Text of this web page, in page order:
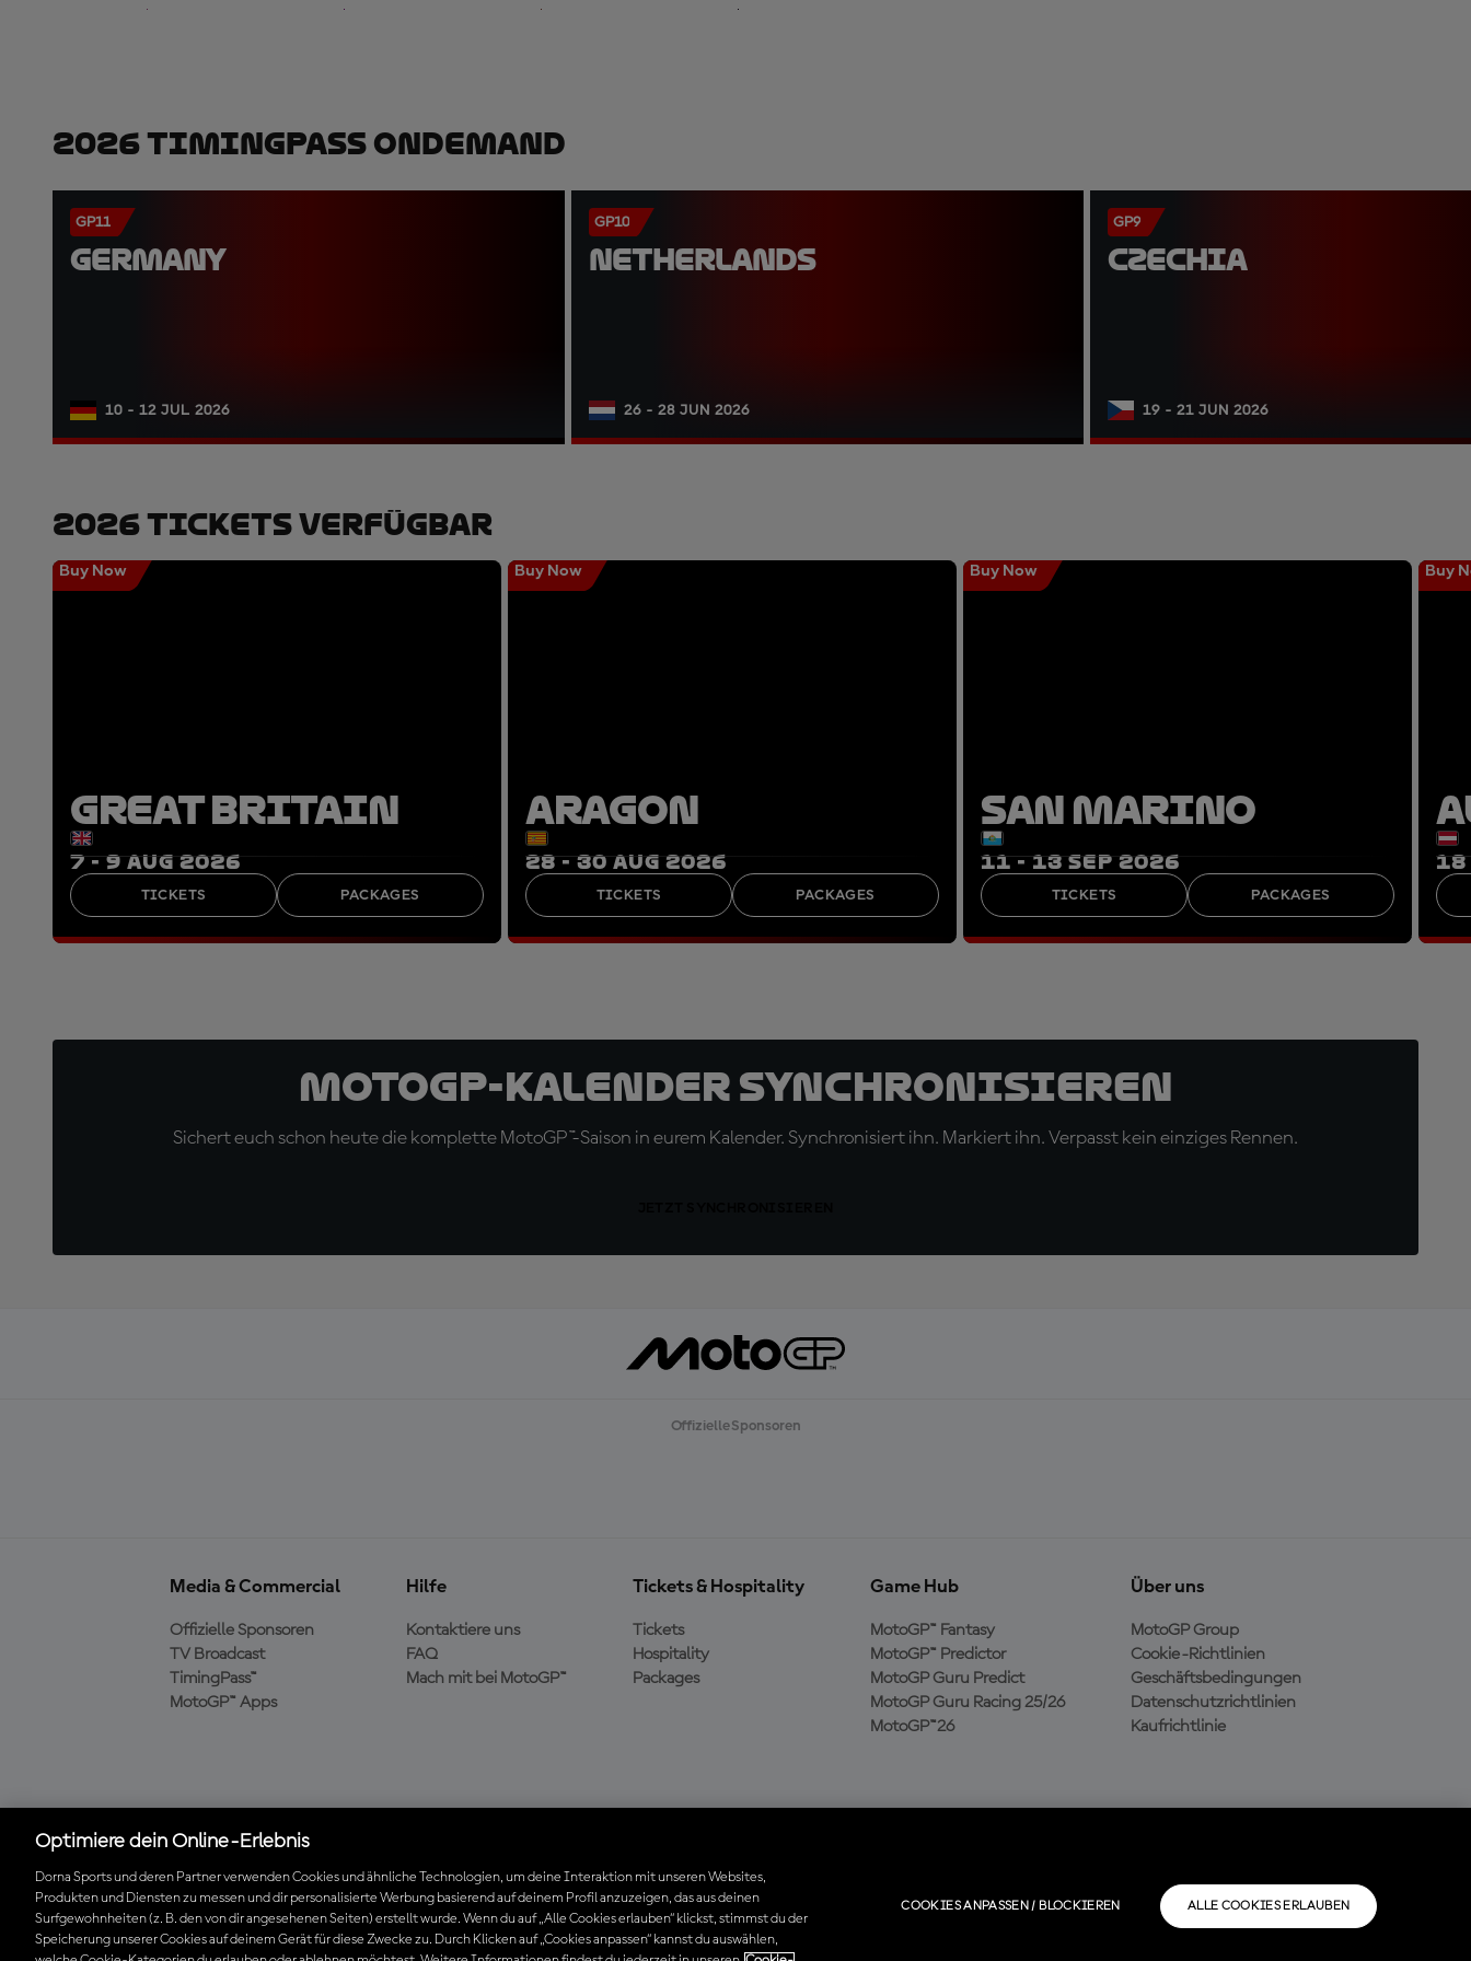
2026 TimingPass OnDemand
GP11
GERMANY
10 - 12 JUL 2026
GP10
NETHERLANDS
26 - 28 JUN 2026
GP9
CZECHIA
19 - 21 JUN 2026
2026 Tickets Verfügbar
Buy Now
GREAT BRITAIN
7 - 9 AUG 2026
TICKETS PACKAGES
Buy Now
ARAGON
28 - 30 AUG 2026
TICKETS PACKAGES
Buy Now
SAN MARINO
11 - 13 SEP 2026
TICKETS PACKAGES
Buy
18
MotoGP-Kalender synchronisieren
Sichert euch schon heute die komplette MotoGP™-Saison in eurem Kalender. Synchronisiert ihn. Markiert ihn. Verpasst kein einziges Rennen.
Offizielle Sponsoren
Media & Commercial
Offizielle Sponsoren
TV Broadcast
TimingPass™
MotoGP™ Apps
Hilfe
Kontaktiere uns
FAQ
Mach mit bei MotoGP™
Tickets & Hospitality
Tickets
Hospitality
Packages
Game Hub
MotoGP™ Fantasy
MotoGP™ Predictor
MotoGP Guru Predict
MotoGP Guru Racing 25/26
MotoGP™26
Über uns
MotoGP Group
Cookie-Richtlinien
Geschäftsbedingungen
Datenschutzrichtlinien
Kaufrichtlinie
Die offizielle MotoGP™
© 2026 MotoGP Sports Entertainment Group. Alle Rechte vorbehalten. Alle Handelsmarken sind Eigentum der jeweiligen Besitzer.
Optimiere dein Online-Erlebnis
Dorna Sports und deren Partner verwenden Cookies und ähnliche Technologien, um deine Interaktion mit unseren Websites,
Produkten und Diensten zu messen und dir personalisierte Werbung basierend auf deinem Profil anzuzeigen, das aus deinen
Surfgewohnheiten (z. B. den von dir angesehenen Seiten) erstellt wurde. Wenn du auf „Alle Cookies erlauben“ klickst, stimmst du der
Speicherung unserer Cookies auf deinem Gerät für diese Zwecke zu. Durch Klicken auf „Cookies anpassen“ kannst du auswählen,
COOKIES ANPASSEN / BLOCKIEREN ALLE COOKIES ERLAUBEN